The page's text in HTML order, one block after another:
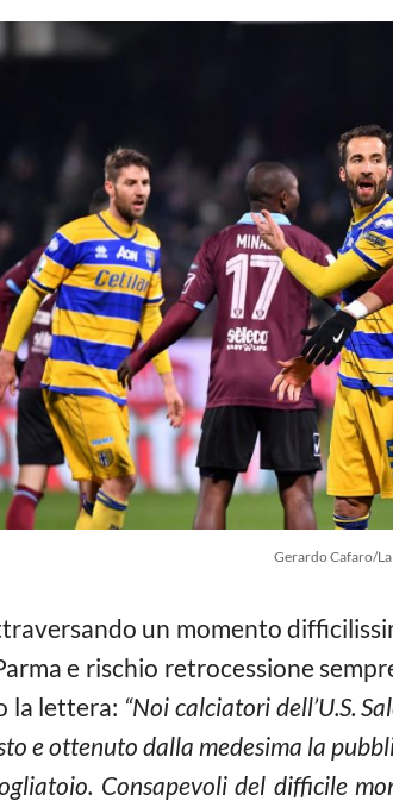
Gerardo Cafaro/
un momento
e rischio retrocessione
la lettera: “Noi calciatori dell’U.S.
e ottenuto dalla medesima la
Consapevoli del difficile